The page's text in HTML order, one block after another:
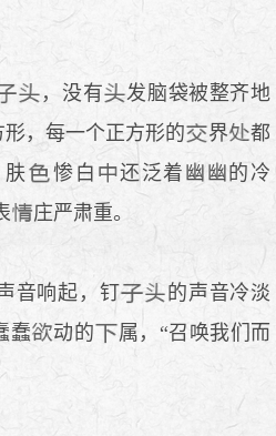
，没有
发脑袋被整齐地
，每一个正方形的
界
都
肤 惨白
还泛着幽幽的冷
庄严肃重。
音响起，钉
的声音冷淡
蠢
动的
属，“召唤我们而